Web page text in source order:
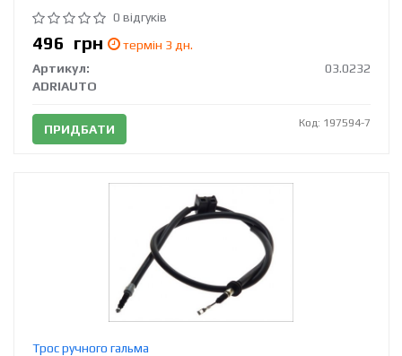
0 відгуків
496 грн
термін 3 дн.
Артикул:
03.0232
ADRIAUTO
ПРИДБАТИ Код: 197594-7
Трос ручного гальма